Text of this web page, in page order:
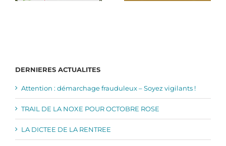
DERNIERES ACTUALITES
Attention : démarchage frauduleux – Soyez vigilants !
TRAIL DE LA NOXE POUR OCTOBRE ROSE
LA DICTEE DE LA RENTREE